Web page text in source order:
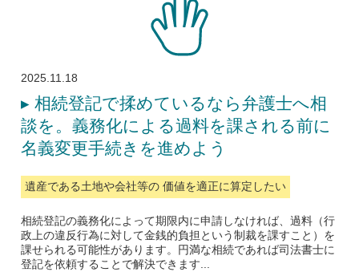
2025.11.18
▸相続登記で揉めているなら弁護士へ相
談を。義務化による過料を課される前に
名義変更手続きを進めよう
遺産である土地や会社等の 価値を適正に算定したい
相続登記の義務化によって期限内に申請しなければ、過料（行
政上の違反行為に対して金銭的負担という制裁を課すこと）を
課せられる可能性があります。円満な相続であれば司法書士に
登記を依頼することで解決できます...